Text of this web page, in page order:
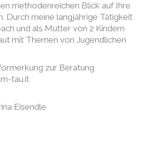
methodenreichen Blick auf Ihre
Durch meine langjährige Tätigkeit
und als Mutter von 2 Kindern
mit Themen von Jugendlichen
zur Beratung
tau.it
Eisendle